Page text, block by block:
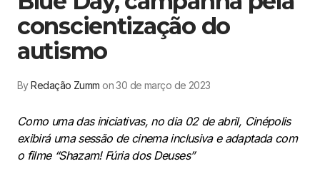
conscientização do
autismo
ByRedação Zumm on 30 de março de 2023
Como uma das iniciativas, no dia 02 de abril, Cinépolis
exibirá uma sessão de cinema inclusiva e adaptada com
o filme “Shazam! Fúria dos Deuses”